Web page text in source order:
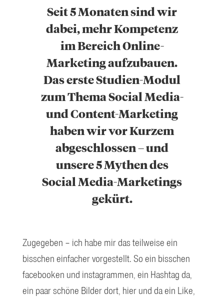
Seit 5 Monaten sind wir
dabei, mehr Kompetenz
im Bereich Online-
Marketing aufzubauen.
Das erste Studien-Modul
zum Thema Social Media-
und Content-Marketing
haben wir vor Kurzem
abgeschlossen – und
unsere 5 Mythen des
Social Media-Marketings
gekürt.
Zugegeben – ich habe mir das teilweise ein
bisschen einfacher vorgestellt. So ein bisschen
facebooken und instagrammen, ein Hashtag da,
ein paar schöne Bilder dort, hier und da ein Like,